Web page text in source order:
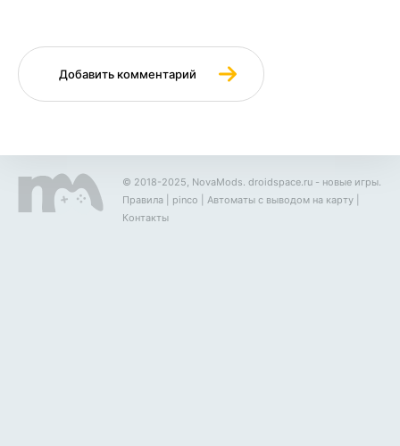
Добавить комментарий
© 2018-2025, NovaMods. droidspace.ru - новые игры.
Правила
pinco Автоматы с выводом на карту
Контакты